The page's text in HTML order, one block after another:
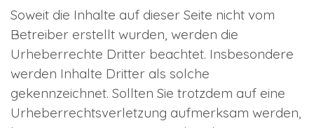
Soweit die Inhalte auf dieser Seite nicht vom
Betreiber erstellt wurden, werden die
Urheberrechte Dritter beachtet. Insbesondere
werden Inhalte Dritter als solche
gekennzeichnet. Sollten Sie trotzdem auf eine
Urheberrechtsverletzung aufmerksam werden,